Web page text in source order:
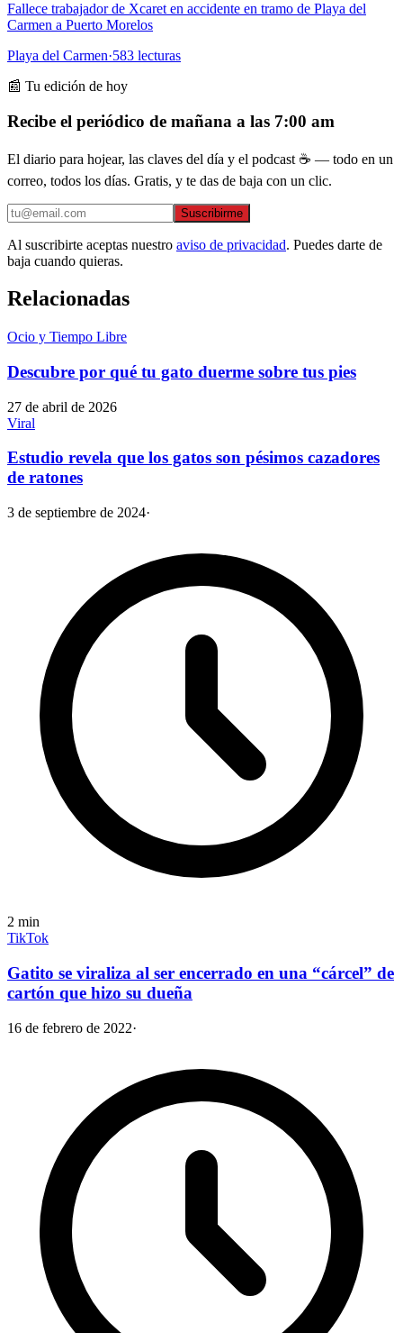
Fallece trabajador de Xcaret en accidente en tramo de Playa del
Carmen a Puerto Morelos
Playa del Carmen·583 lecturas
📰 Tu edición de hoy
Recibe el periódico de mañana a las 7:00 am
El diario para hojear, las claves del día y el podcast ☕ — todo en un
correo, todos los días. Gratis, y te das de baja con un clic.
Suscribirme
Al suscribirte aceptas nuestro aviso de privacidad. Puedes darte de
baja cuando quieras.
Relacionadas
Ocio y Tiempo Libre
Descubre por qué tu gato duerme sobre tus pies
27 de abril de 2026
Viral
Estudio revela que los gatos son pésimos cazadores
de ratones
3 de septiembre de 2024·
2 min
TikTok
Gatito se viraliza al ser encerrado en una “cárcel” de
cartón que hizo su dueña
16 de febrero de 2022·